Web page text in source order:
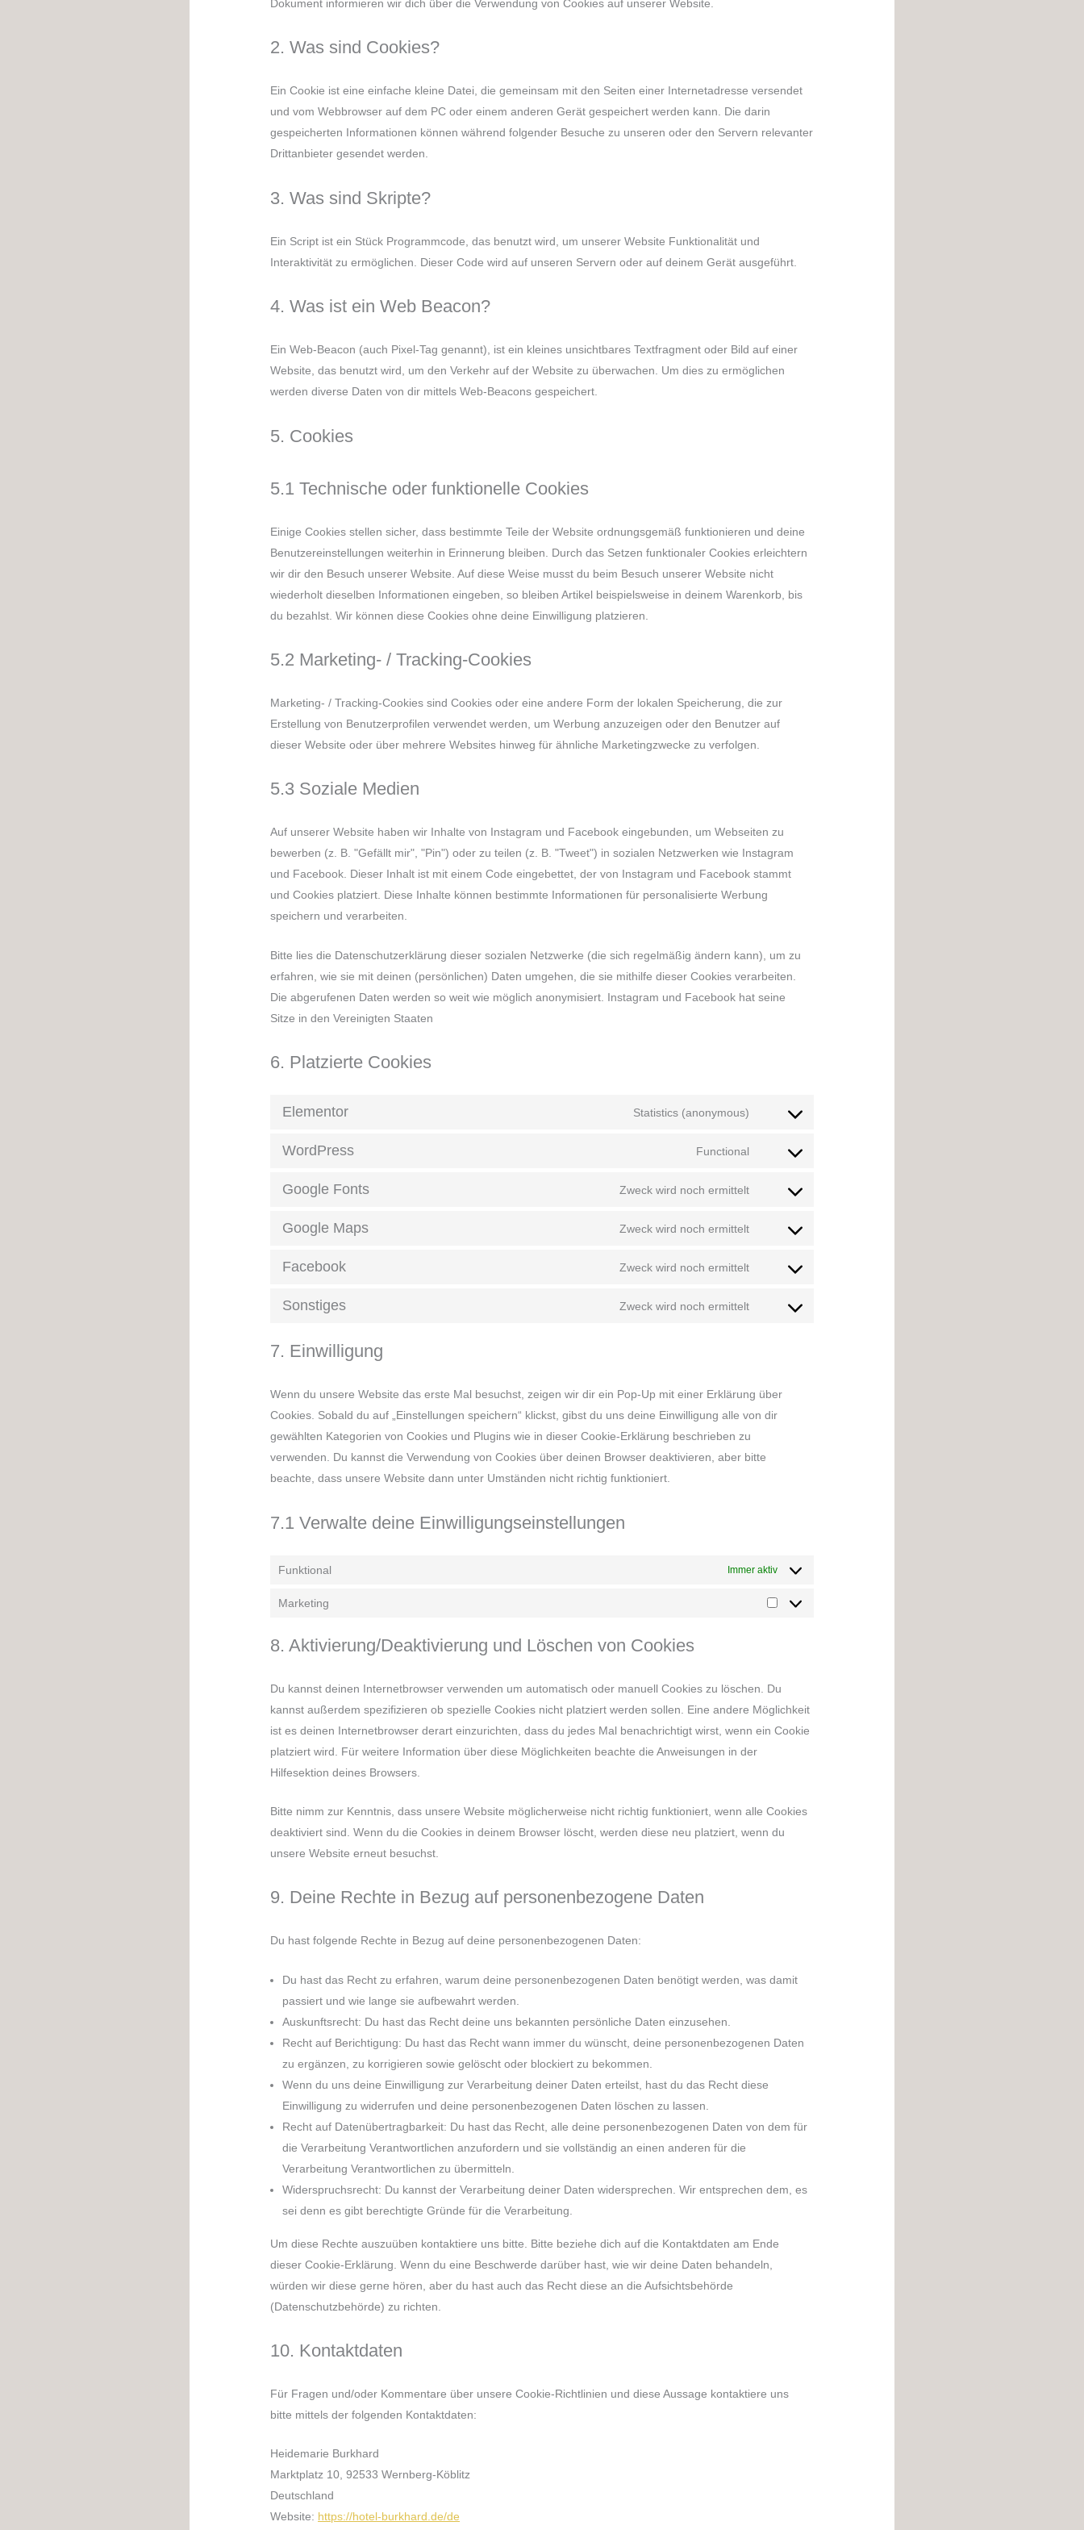
Dokument informieren wir dich über die Verwendung von Cookies auf unserer Website.
2. Was sind Cookies?
Ein Cookie ist eine einfache kleine Datei, die gemeinsam mit den Seiten einer Internetadresse versendet
und vom Webbrowser auf dem PC oder einem anderen Gerät gespeichert werden kann. Die darin
gespeicherten Informationen können während folgender Besuche zu unseren oder den Servern relevanter
Drittanbieter gesendet werden.
3. Was sind Skripte?
Ein Script ist ein Stück Programmcode, das benutzt wird, um unserer Website Funktionalität und
Interaktivität zu ermöglichen. Dieser Code wird auf unseren Servern oder auf deinem Gerät ausgeführt.
4. Was ist ein Web Beacon?
Ein Web-Beacon (auch Pixel-Tag genannt), ist ein kleines unsichtbares Textfragment oder Bild auf einer
Website, das benutzt wird, um den Verkehr auf der Website zu überwachen. Um dies zu ermöglichen
werden diverse Daten von dir mittels Web-Beacons gespeichert.
5. Cookies
5.1 Technische oder funktionelle Cookies
Einige Cookies stellen sicher, dass bestimmte Teile der Website ordnungsgemäß funktionieren und deine
Benutzereinstellungen weiterhin in Erinnerung bleiben. Durch das Setzen funktionaler Cookies erleichtern
wir dir den Besuch unserer Website. Auf diese Weise musst du beim Besuch unserer Website nicht
wiederholt dieselben Informationen eingeben, so bleiben Artikel beispielsweise in deinem Warenkorb, bis
du bezahlst. Wir können diese Cookies ohne deine Einwilligung platzieren.
5.2 Marketing- / Tracking-Cookies
Marketing- / Tracking-Cookies sind Cookies oder eine andere Form der lokalen Speicherung, die zur
Erstellung von Benutzerprofilen verwendet werden, um Werbung anzuzeigen oder den Benutzer auf
dieser Website oder über mehrere Websites hinweg für ähnliche Marketingzwecke zu verfolgen.
5.3 Soziale Medien
Auf unserer Website haben wir Inhalte von Instagram und Facebook eingebunden, um Webseiten zu
bewerben (z. B. "Gefällt mir", "Pin") oder zu teilen (z. B. "Tweet") in sozialen Netzwerken wie Instagram
und Facebook. Dieser Inhalt ist mit einem Code eingebettet, der von Instagram und Facebook stammt
und Cookies platziert. Diese Inhalte können bestimmte Informationen für personalisierte Werbung
speichern und verarbeiten.
Bitte lies die Datenschutzerklärung dieser sozialen Netzwerke (die sich regelmäßig ändern kann), um zu
erfahren, wie sie mit deinen (persönlichen) Daten umgehen, die sie mithilfe dieser Cookies verarbeiten.
Die abgerufenen Daten werden so weit wie möglich anonymisiert. Instagram und Facebook hat seine
Sitze in den Vereinigten Staaten
6. Platzierte Cookies
Elementor Statistics (anonymous)
WordPress Functional
Google Fonts Zweck wird noch ermittelt
Google Maps Zweck wird noch ermittelt
Facebook Zweck wird noch ermittelt
Sonstiges Zweck wird noch ermittelt
7. Einwilligung
Wenn du unsere Website das erste Mal besuchst, zeigen wir dir ein Pop-Up mit einer Erklärung über
Cookies. Sobald du auf „Einstellungen speichern“ klickst, gibst du uns deine Einwilligung alle von dir
gewählten Kategorien von Cookies und Plugins wie in dieser Cookie-Erklärung beschrieben zu
verwenden. Du kannst die Verwendung von Cookies über deinen Browser deaktivieren, aber bitte
beachte, dass unsere Website dann unter Umständen nicht richtig funktioniert.
7.1 Verwalte deine Einwilligungseinstellungen
Funktional Immer aktiv
Marketing
8. Aktivierung/Deaktivierung und Löschen von Cookies
Du kannst deinen Internetbrowser verwenden um automatisch oder manuell Cookies zu löschen. Du
kannst außerdem spezifizieren ob spezielle Cookies nicht platziert werden sollen. Eine andere Möglichkeit
ist es deinen Internetbrowser derart einzurichten, dass du jedes Mal benachrichtigt wirst, wenn ein Cookie
platziert wird. Für weitere Information über diese Möglichkeiten beachte die Anweisungen in der
Hilfesektion deines Browsers.
Bitte nimm zur Kenntnis, dass unsere Website möglicherweise nicht richtig funktioniert, wenn alle Cookies
deaktiviert sind. Wenn du die Cookies in deinem Browser löscht, werden diese neu platziert, wenn du
unsere Website erneut besuchst.
9. Deine Rechte in Bezug auf personenbezogene Daten
Du hast folgende Rechte in Bezug auf deine personenbezogenen Daten:
Du hast das Recht zu erfahren, warum deine personenbezogenen Daten benötigt werden, was damit
passiert und wie lange sie aufbewahrt werden.
Auskunftsrecht: Du hast das Recht deine uns bekannten persönliche Daten einzusehen.
Recht auf Berichtigung: Du hast das Recht wann immer du wünscht, deine personenbezogenen Daten
zu ergänzen, zu korrigieren sowie gelöscht oder blockiert zu bekommen.
Wenn du uns deine Einwilligung zur Verarbeitung deiner Daten erteilst, hast du das Recht diese
Einwilligung zu widerrufen und deine personenbezogenen Daten löschen zu lassen.
Recht auf Datenübertragbarkeit: Du hast das Recht, alle deine personenbezogenen Daten von dem für
die Verarbeitung Verantwortlichen anzufordern und sie vollständig an einen anderen für die
Verarbeitung Verantwortlichen zu übermitteln.
Widerspruchsrecht: Du kannst der Verarbeitung deiner Daten widersprechen. Wir entsprechen dem, es
sei denn es gibt berechtigte Gründe für die Verarbeitung.
Um diese Rechte auszuüben kontaktiere uns bitte. Bitte beziehe dich auf die Kontaktdaten am Ende
dieser Cookie-Erklärung. Wenn du eine Beschwerde darüber hast, wie wir deine Daten behandeln,
würden wir diese gerne hören, aber du hast auch das Recht diese an die Aufsichtsbehörde
(Datenschutzbehörde) zu richten.
10. Kontaktdaten
Für Fragen und/oder Kommentare über unsere Cookie-Richtlinien und diese Aussage kontaktiere uns
bitte mittels der folgenden Kontaktdaten:
Heidemarie Burkhard
Marktplatz 10, 92533 Wernberg-Köblitz
Deutschland
Website: https://hotel-burkhard.de/de